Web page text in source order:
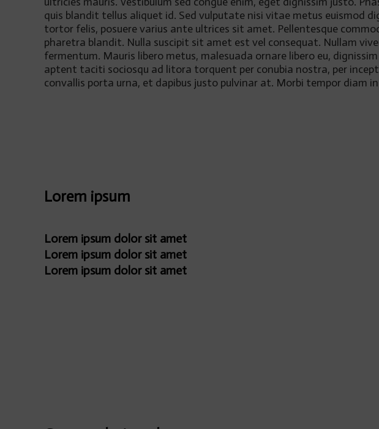
quis blandit tellus aliquet id. Sed vulputate nisi vitae metus euismod
tortor felis, posuere varius ante ultrices sit amet. Pellentesque
pharetra blandit. Nulla suscipit sit amet est vel consequat. Nullam
fermentum. Mauris libero metus, malesuada ornare libero eu,
aptent taciti sociosqu ad litora torquent per conubia nostra, per
convallis porta urna, et dapibus justo pulvinar at. Morbi tempor diam
Lorem ipsum
Lorem ipsum dolor sit amet
Lorem ipsum dolor sit amet
Lorem ipsum dolor sit amet